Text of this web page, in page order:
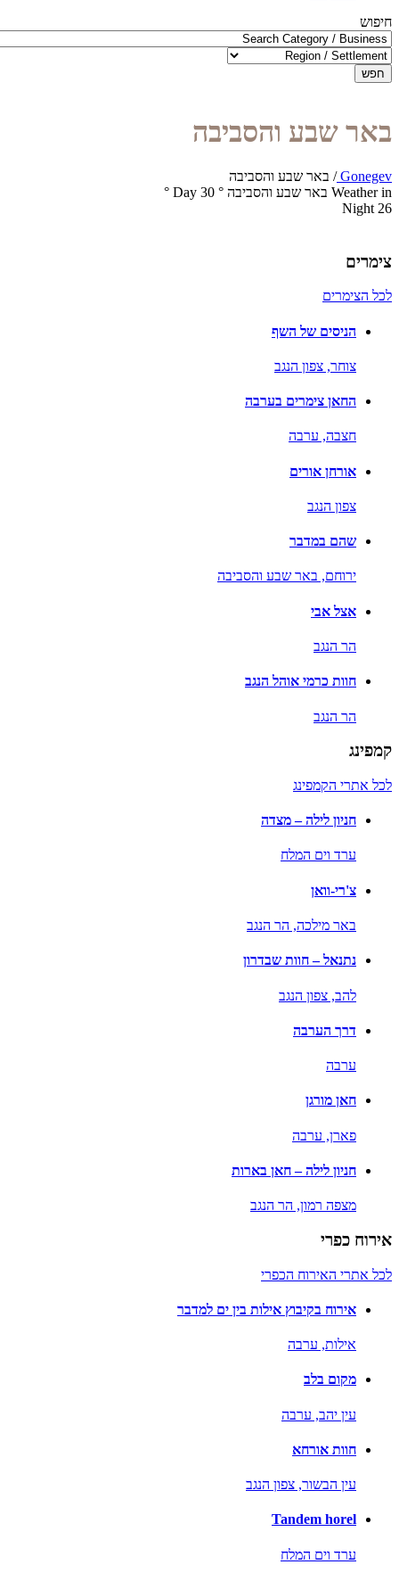
חיפוש
חפש
באר שבע והסביבה
Gonegev
/ באר שבע והסביבה
Weather in באר שבע והסביבה
°
30
Day
°
26
Night
צימרים
לכל הצימרים
הניסים של השף
צוחר, צפון הנגב
החאן צימרים בערבה
חצבה, ערבה
אורחן אורים
צפון הנגב
שהם במדבר
ירוחם, באר שבע והסביבה
אצל אבי
הר הנגב
חוות כרמי אוהל הנגב
הר הנגב
קמפינג
לכל אתרי הקמפינג
חניון לילה – מצדה
ערד וים המלח
צ'רי-וואן
באר מילכה, הר הנגב
נתנאל – חוות שבדרון
להב, צפון הנגב
דרך הערבה
ערבה
חאן מורגן
פארן, ערבה
חניון לילה – חאן בארות
מצפה רמון, הר הנגב
אירוח כפרי
לכל אתרי האירוח הכפרי
אירוח בקיבוץ אילות בין ים למדבר
אילות, ערבה
מקום בלב
עין יהב, ערבה
חוות אורחא
עין הבשור, צפון הנגב
Tandem horel
ערד וים המלח